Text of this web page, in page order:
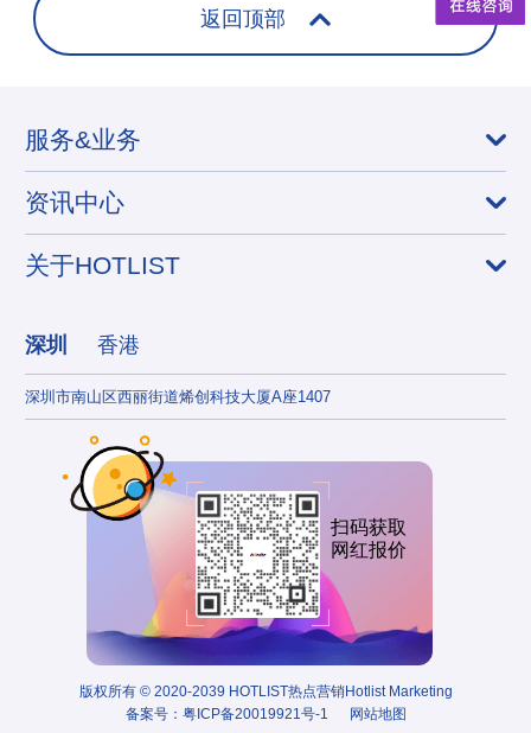
返回顶部
服务&业务
资讯中心
关于HOTLIST
深圳 香港
深圳市南山区西丽街道烯创科技大厦A座1407
扫码获取
网红报价
版权所有 © 2020-2039 HOTLIST热点营销Hotlist Marketing
备案号： 粤ICP备20019921号-1 网站地图